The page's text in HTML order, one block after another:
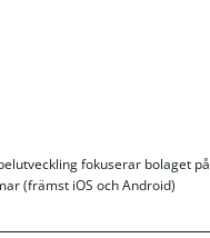
fokuserar bolaget på
(främst iOS och Android)